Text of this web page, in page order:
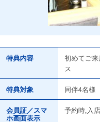
特典内容
初めてご
ス
特典対象 同伴4名様
会員証／スマ
ホ画面表示
予約時,入